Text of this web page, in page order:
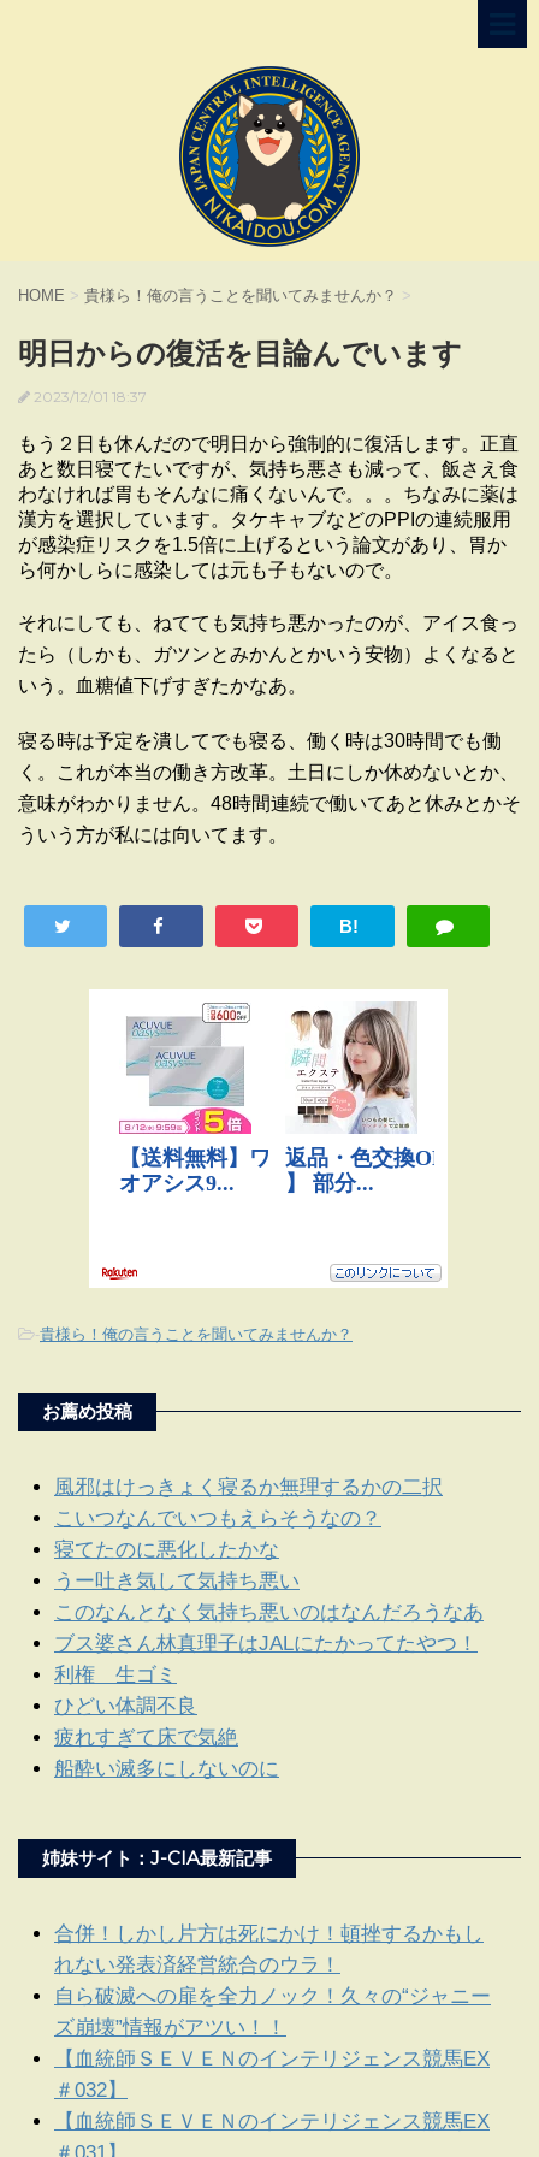
HOME > 貴様ら！俺の言うことを聞いてみませんか？ >
明日からの復活を目論んでいます
2023/12/01 18:37
もう２日も休んだので明日から強制的に復活します。正直
あと数日寝てたいですが、気持ち悪さも減って、飯さえ食
わなければ胃もそんなに痛くないんで。。。ちなみに薬は
漢方を選択しています。タケキャブなどのPPIの連続服用
が感染症リスクを1.5倍に上げるという論文があり、胃か
ら何かしらに感染しては元も子もないので。
それにしても、ねてても気持ち悪かったのが、アイス食っ
たら（しかも、ガツンとみかんとかいう安物）よくなると
いう。血糖値下げすぎたかなあ。
寝る時は予定を潰してでも寝る、働く時は30時間でも働
く。これが本当の働き方改革。土日にしか休めないとか、
意味がわかりません。48時間連続で働いてあと休みとかそ
ういう方が私には向いてます。
B!
-貴様ら！俺の言うことを聞いてみませんか？
お薦め投稿
風邪はけっきょく寝るか無理するかの二択
こいつなんでいつもえらそうなの？
寝てたのに悪化したかな
うー吐き気して気持ち悪い
このなんとなく気持ち悪いのはなんだろうなあ
ブス婆さん林真理子はJALにたかってたやつ！
利権 生ゴミ
ひどい体調不良
疲れすぎて床で気絶
船酔い滅多にしないのに
姉妹サイト：J-CIA最新記事
合併！しかし片方は死にかけ！頓挫するかもし
れない発表済経営統合のウラ！
自ら破滅への扉を全力ノック！久々の“ジャニー
ズ崩壊”情報がアツい！！
【血統師ＳＥＶＥＮのインテリジェンス競馬EX
＃032】
【血統師ＳＥＶＥＮのインテリジェンス競馬EX